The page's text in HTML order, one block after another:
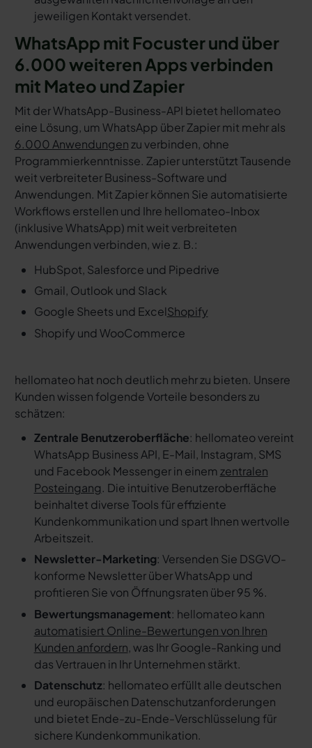
jeweiligen Kontakt versendet.
WhatsApp mit Focuster und über
6.000 weiteren Apps verbinden
mit Mateo und Zapier
Mit der WhatsApp-Business-API bietet hellomateo
eine Lösung, um WhatsApp über Zapier mit mehr als
6.000 Anwendungenzu verbinden, ohne
Programmierkenntnisse. Zapier unterstützt Tausende
weit verbreiteter Business-Software und
Anwendungen. Mit Zapier können Sie automatisierte
Workflows erstellen und Ihre hellomateo-Inbox
(inklusive WhatsApp) mit weit verbreiteten
Anwendungen verbinden, wie z. B.:
HubSpot, Salesforce und Pipedrive
Gmail, Outlook und Slack
Google Sheets und ExcelShopify
Shopify und WooCommerce
hellomateo hat noch deutlich mehr zu bieten. Unsere
Kunden wissen folgende Vorteile besonders zu
schätzen:
Zentrale Benutzeroberfläche: hellomateo vereint
WhatsApp Business API, E-Mail, Instagram, SMS
und Facebook Messenger in einem zentralen
Posteingang. Die intuitive Benutzeroberfläche
beinhaltet diverse Tools für effiziente
Kundenkommunikation und spart Ihnen wertvolle
Arbeitszeit.
Newsletter-Marketing: Versenden Sie DSGVO-
konforme Newsletter über WhatsApp und
profitieren Sie von Öffnungsraten über 95 %.
Bewertungsmanagement: hellomateo kann
automatisiert Online-Bewertungen von Ihren
Kunden anfordern, was Ihr Google-Ranking und
das Vertrauen in Ihr Unternehmen stärkt.
Datenschutz: hellomateo erfüllt alle deutschen
und europäischen Datenschutzanforderungen
und bietet Ende-zu-Ende-Verschlüsselung für
sichere Kundenkommunikation.